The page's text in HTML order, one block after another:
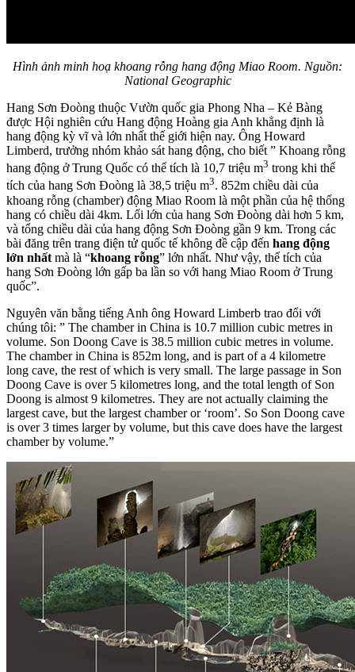
Hình ảnh minh hoạ khoang rỗng hang động Miao Room. Nguồn:
National Geographic
Hang Sơn Đoòng thuộc Vườn quốc gia Phong Nha – Kẻ Bàng
được Hội nghiên cứu Hang động Hoàng gia Anh khẳng định là
hang động kỳ vĩ và lớn nhất thế giới hiện nay. Ông Howard
Limberd, trưởng nhóm khảo sát hang động, cho biết ” Khoang rỗng
hang động ở Trung Quốc có thể tích là 10,7 triệu m3 trong khi thể
tích của hang Sơn Đoòng là 38,5 triệu m3. 852m chiều dài của
khoang rỗng (chamber) động Miao Room là một phần của hệ thống
hang có chiều dài 4km. Lối lớn của hang Sơn Đoòng dài hơn 5 km,
và tổng chiều dài của hang động Sơn Đoòng gần 9 km. Trong các
bài đăng trên trang điện tử quốc tế không đề cập đến hang động
lớn nhất mà là “khoang rỗng” lớn nhất. Như vậy, thể tích của
hang Sơn Đoòng lớn gấp ba lần so với hang Miao Room ở Trung
quốc”.
Nguyên văn bằng tiếng Anh ông Howard Limberb trao đổi với
chúng tôi: ” The chamber in China is 10.7 million cubic metres in
volume. Son Doong Cave is 38.5 million cubic metres in volume.
The chamber in China is 852m long, and is part of a 4 kilometre
long cave, the rest of which is very small. The large passage in Son
Doong Cave is over 5 kilometres long, and the total length of Son
Doong is almost 9 kilometres. They are not actually claiming the
largest cave, but the largest chamber or ‘room’. So Son Doong cave
is over 3 times larger by volume, but this cave does have the largest
chamber by volume.”